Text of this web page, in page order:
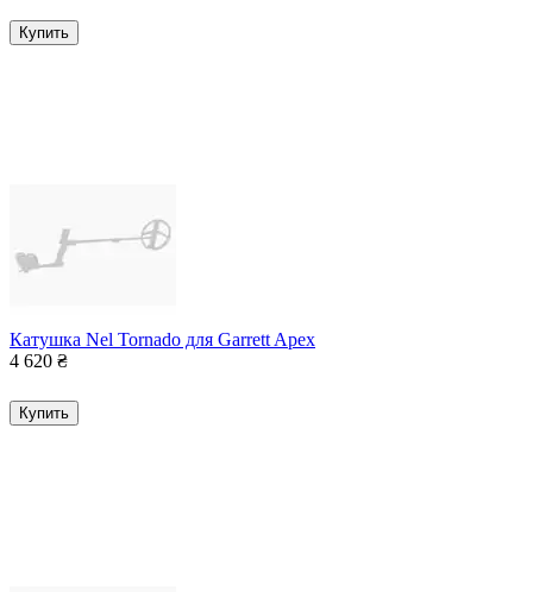
Купить
Катушка Nel Tornado для Garrett Apex
4 620 ₴
Купить